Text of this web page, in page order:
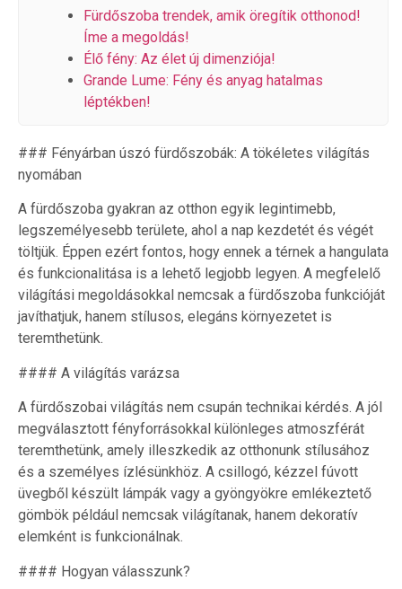
Fürdőszoba trendek, amik öregítik otthonod!
Íme a megoldás!
Élő fény: Az élet új dimenziója!
Grande Lume: Fény és anyag hatalmas
léptékben!
### Fényárban úszó fürdőszobák: A tökéletes világítás
nyomában
A fürdőszoba gyakran az otthon egyik legintimebb,
legszemélyesebb területe, ahol a nap kezdetét és végét
töltjük. Éppen ezért fontos, hogy ennek a térnek a hangulata
és funkcionalitása is a lehető legjobb legyen. A megfelelő
világítási megoldásokkal nemcsak a fürdőszoba funkcióját
javíthatjuk, hanem stílusos, elegáns környezetet is
teremthetünk.
#### A világítás varázsa
A fürdőszobai világítás nem csupán technikai kérdés. A jól
megválasztott fényforrásokkal különleges atmoszférát
teremthetünk, amely illeszkedik az otthonunk stílusához
és a személyes ízlésünkhöz. A csillogó, kézzel fúvott
üvegből készült lámpák vagy a gyöngyökre emlékeztető
gömbök például nemcsak világítanak, hanem dekoratív
elemként is funkcionálnak.
#### Hogyan válasszunk?